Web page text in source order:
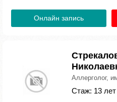
Онлайн запись
Аллерголог,
Стаж: 13 лет